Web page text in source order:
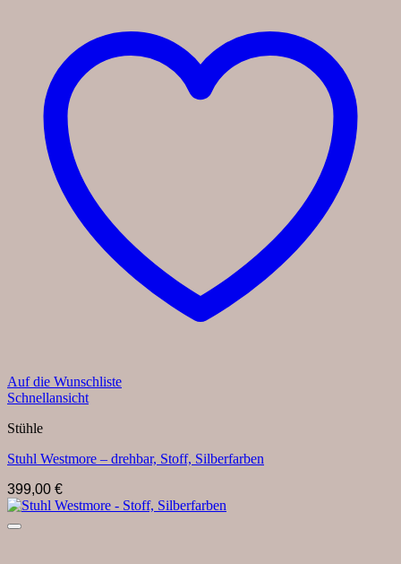
Auf die Wunschliste
Schnellansicht
Stühle
Stuhl Westmore – drehbar, Stoff, Silberfarben
399,00 €